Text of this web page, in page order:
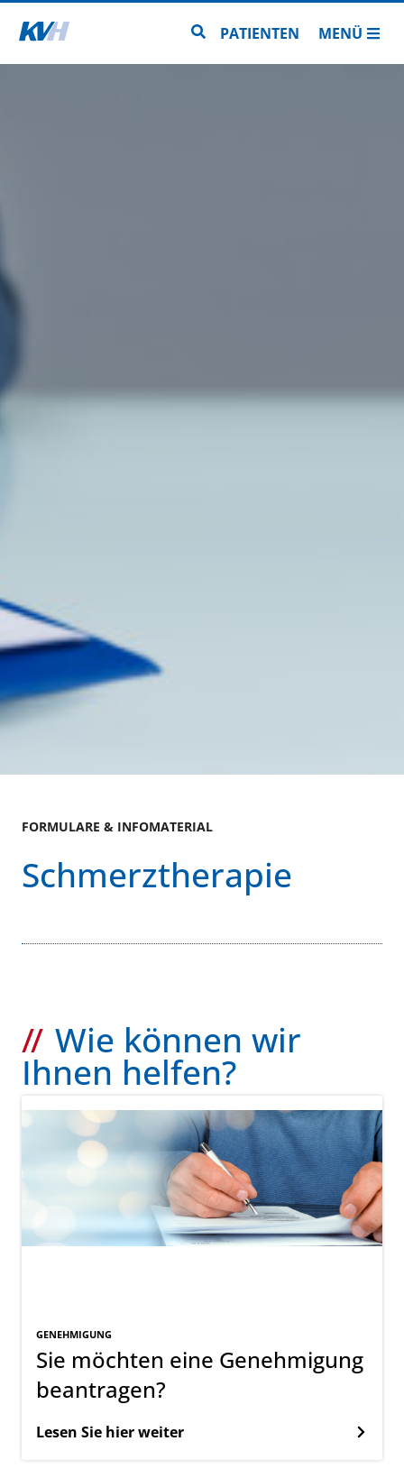
Zur Startseite Zur Seitensuche
PATIENTEN MENÜ
FORMULARE & INFOMATERIAL
Schmerztherapie
Wie können wir
Ihnen helfen?
GENEHMIGUNG
Sie möchten eine Genehmigung
beantragen?
Lesen Sie hier weiter